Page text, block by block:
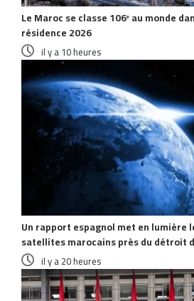
Le Maroc se classe 106ᵉ au monde
résidence 2026
il y a 10 heures
Un rapport espagnol met en lumière
satellites marocains près du détroit
il y a 20 heures